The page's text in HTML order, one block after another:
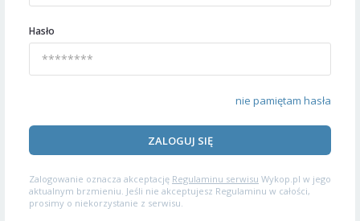
Hasło
nie pamiętam hasła
ZALOGUJ SIĘ
Zalogowanie oznacza akceptację Regulaminu serwisu Wykop.pl w jego
aktualnym brzmieniu. Jeśli nie akceptujesz Regulaminu w całości,
prosimy o niekorzystanie z serwisu.